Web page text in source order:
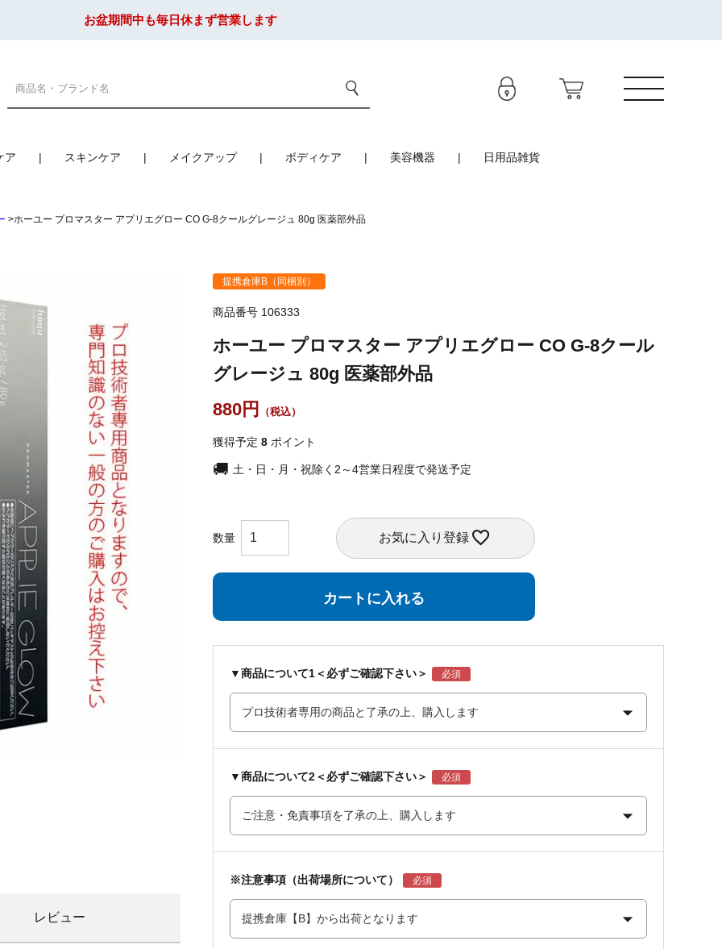
お盆期間中も毎日休まず営業します
ア スキンケア メイクアップ ボディケア 美容機器 日用品雑貨
ホーユー プロマスター アプリエグロー CO G-8クールグレージュ 80g 医薬部外品
レビュー
提携倉庫B（同梱別）
商品番号 106333
ホーユー プロマスター アプリエグロー CO G-8クール
グレージュ 80g 医薬部外品
880
獲得予定 8 ポイント
土・日・月・祝除く2～4営業日程度で発送予定
お気に入り登録
カートに入れる
▼商品について1＜必ずご確認下さい＞
▼商品について2＜必ずご確認下さい＞
※注意事項（出荷場所について）